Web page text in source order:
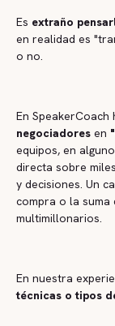
Es extraño
en realidad es
o no.
En SpeakerCoach
negociadores en
equipos, en
directa sobre
y decisiones. Un
compra o la
multimillonarios.
En nuestra
técnicas o tipos